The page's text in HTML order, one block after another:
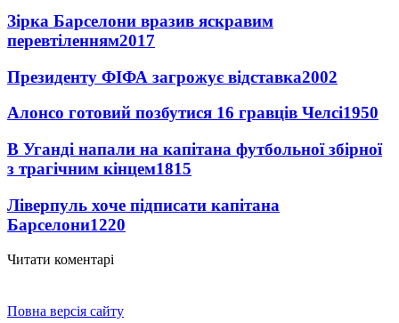
Зірка Барселони вразив яскравим
перевтіленням2017
Президенту ФІФА загрожує відставка2002
Алонсо готовий позбутися 16 гравців Челсі1950
В Уганді напали на капітана футбольної збірної
з трагічним кінцем1815
Ліверпуль хоче підписати капітана
Барселони1220
Читати коментарі
Повна версія сайту